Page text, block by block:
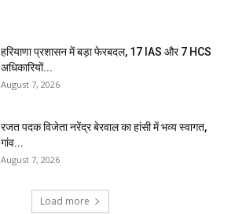
हरियाणा प्रशासन में बड़ा फेरबदल, 17 IAS और 7 HCS
अधिकारियों...
August 7, 2026
रजत पदक विजेता नरेंद्र बेरवाल का हांसी में भव्य स्वागत,
गांव...
August 7, 2026
Load more